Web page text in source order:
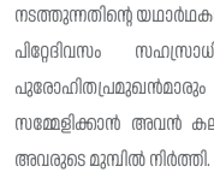
നടത്തുന്നതിന്റെ
പിറ്റേദിവസം
സമ്മേളിക്കാൻ അവൻ
അവരുടെ മുമ്പിൽ നിർത്തി.